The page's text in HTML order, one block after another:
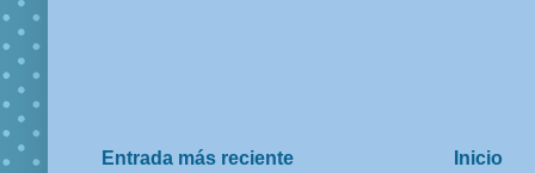
Entrada más reciente Inicio